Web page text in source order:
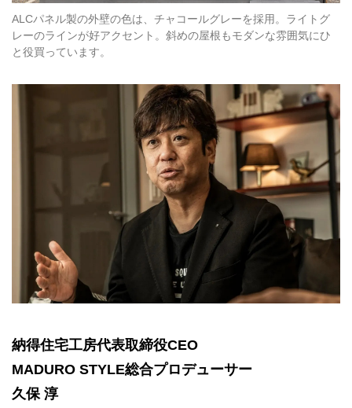
ALCパネル製の外壁の色は、チャコールグレーを採用。ライトグ
レーのラインが好アクセント。斜めの屋根もモダンな雰囲気にひ
と役買っています。
納得住宅工房代表取締役CEO
MADURO STYLE総合プロデューサー
久保 淳